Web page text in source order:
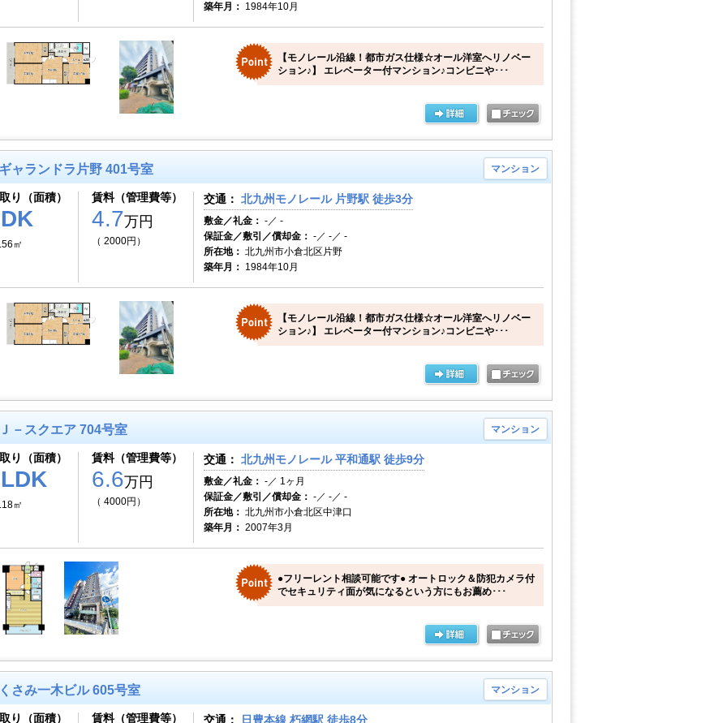
築年月： 1984年10月
【モノレール沿線！都市ガス仕様☆オール洋室へリノベー
ション♪】 エレベーター付マンション♪コンビニや･･･
ャランドラ片野 401号室 マンション
り（面積）
㎡
賃料（管理費等）
4.7万円
（ 2000円）
交通： 北九州モノレール 片野駅 徒歩3分
敷金／礼金： -／ -
保証金／敷引／償却金： -／ -／ -
所在地： 北九州市小倉北区片野
築年月： 1984年10月
【モノレール沿線！都市ガス仕様☆オール洋室へリノベー
ション♪】 エレベーター付マンション♪コンビニや･･･
－スクエア 704号室 マンション
り（面積）
㎡
賃料（管理費等）
6.6万円
（ 4000円）
交通： 北九州モノレール 平和通駅 徒歩9分
敷金／礼金： -／ 1ヶ月
保証金／敷引／償却金： -／ -／ -
所在地： 北九州市小倉北区中津口
築年月： 2007年3月
●フリーレント相談可能です● オートロック＆防犯カメラ付
でセキュリティ面が気になるという方にもお薦め･･･
さみ一木ビル 605号室 マンション
り（面積） 賃料（管理費等） 交通： 日豊本線 朽網駅 徒歩8分